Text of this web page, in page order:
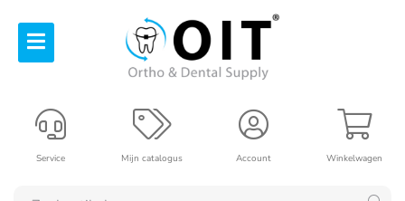
Winkelwagen
Account
Mijn catalogus
Service